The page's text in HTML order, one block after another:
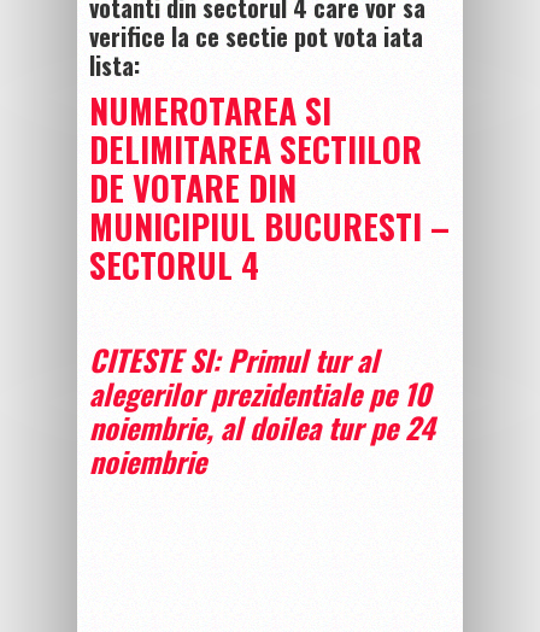
verifice la ce sectie pot vota iata
lista:
NUMEROTAREA SI
DELIMITAREA SECTIILOR
DE VOTARE DIN
MUNICIPIUL BUCURESTI –
SECTORUL 4
CITESTE SI: Primul tur al
alegerilor prezidentiale pe 10
noiembrie, al doilea tur pe 24
noiembrie